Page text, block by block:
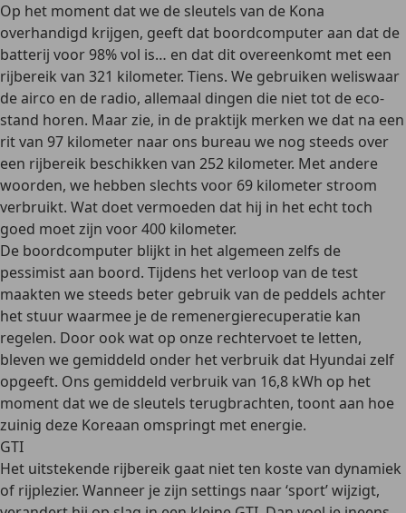
Op het moment dat we de sleutels van de Kona
overhandigd krijgen, geeft dat boordcomputer aan dat de
batterij voor 98% vol is… en dat dit overeenkomt met een
rijbereik van 321 kilometer. Tiens. We gebruiken weliswaar
de airco en de radio, allemaal dingen die niet tot de eco-
stand horen. Maar zie, in de praktijk merken we dat na een
rit van 97 kilometer naar ons bureau we nog steeds over
een rijbereik beschikken van 252 kilometer. Met andere
woorden, we hebben slechts voor 69 kilometer stroom
verbruikt. Wat doet vermoeden dat hij in het echt toch
goed moet zijn voor 400 kilometer.
De boordcomputer blijkt in het algemeen zelfs de
pessimist aan boord. Tijdens het verloop van de test
maakten we steeds beter gebruik van de peddels achter
het stuur waarmee je de remenergierecuperatie kan
regelen. Door ook wat op onze rechtervoet te letten,
bleven we gemiddeld onder het verbruik dat Hyundai zelf
opgeeft. Ons gemiddeld verbruik van 16,8 kWh op het
moment dat we de sleutels terugbrachten, toont aan hoe
zuinig deze Koreaan omspringt met energie.
GTI
Het uitstekende rijbereik gaat niet ten koste van dynamiek
of rijplezier. Wanneer je zijn settings naar ‘sport’ wijzigt,